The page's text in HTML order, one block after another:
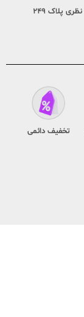
تخفیف دائمی